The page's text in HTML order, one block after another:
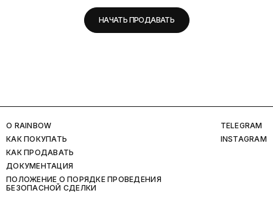
НАЧАТЬ ПРОДАВАТЬ
O RAINBOW
КАК ПОКУПАТЬ
КАК ПРОДАВАТЬ
ДОКУМЕНТАЦИЯ
ПОЛОЖЕНИЕ О ПОРЯДКЕ ПРОВЕДЕНИЯ
БЕЗОПАСНОЙ СДЕЛКИ
TELEGRAM
INSTAGRAM